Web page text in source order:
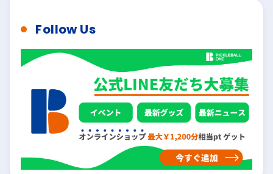
Follow Us